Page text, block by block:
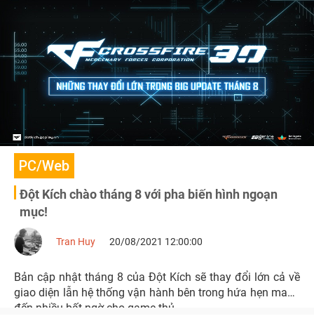
thủ cuối tháng 9 này.
PC/Web
Đột Kích chào tháng 8 với pha biến hình ngoạn
mục!
Tran Huy 20/08/2021 12:00:00
Bản cập nhật tháng 8 của Đột Kích sẽ thay đổi lớn cả về
giao diện lẫn hệ thống vận hành bên trong hứa hẹn mang
đến nhiều bất ngờ cho game thủ.